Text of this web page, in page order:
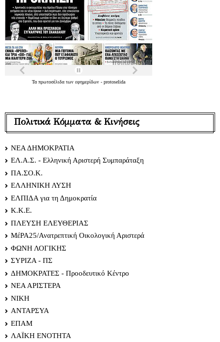
Τα πρωτοσέλιδα των εφημερίδων - protoselida
Πολιτικά Κόμματα & Κινήσεις
ΝΕΑ ΔΗΜΟΚΡΑΤΙΑ
ΕΛ.Α.Σ. - Ελληνική Αριστερή Συμπαράταξη
ΠΑ.ΣΟ.Κ.
ΕΛΛΗΝΙΚΗ ΛΥΣΗ
ΕΛΠΙΔΑ για τη Δημοκρατία
Κ.Κ.Ε.
ΠΛΕΥΣΗ ΕΛΕΥΘΕΡΙΑΣ
ΜέΡΑ25/Ανατρεπτική Οικολογική Αριστερά
ΦΩΝΗ ΛΟΓΙΚΗΣ
ΣΥΡΙΖΑ - ΠΣ
ΔΗΜΟΚΡΑΤΕΣ - Προοδευτικό Κέντρο
ΝΕΑ ΑΡΙΣΤΕΡΑ
ΝΙΚΗ
ΑΝΤΑΡΣΥΑ
ΕΠΑΜ
ΛΑΪΚΗ ΕΝΟΤΗΤΑ